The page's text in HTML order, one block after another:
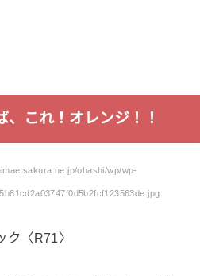
これ！オレンジ！！
ohashi/wp/wp-
〈R71〉